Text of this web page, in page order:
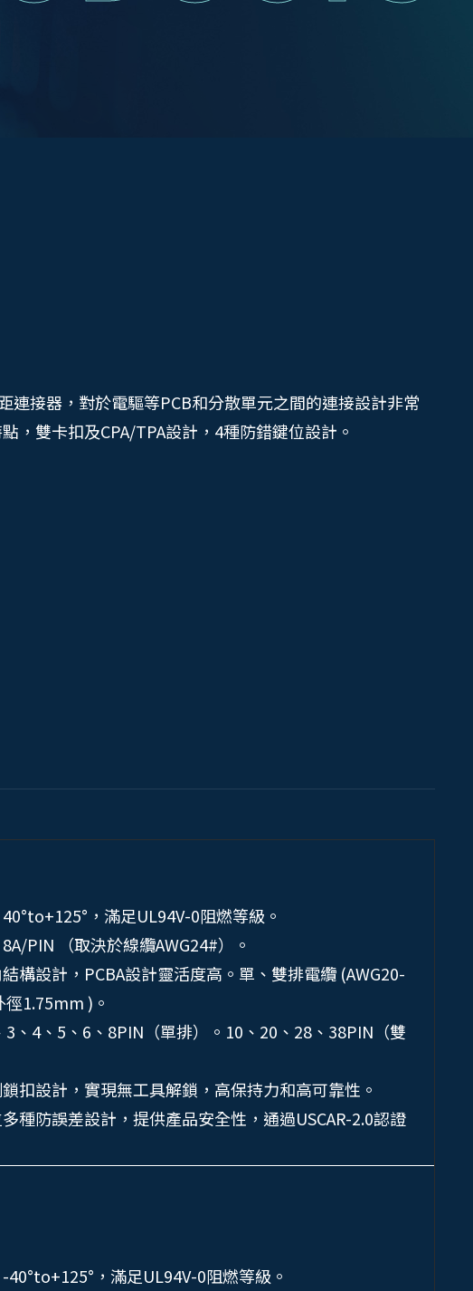
連接器，對於電驅等PCB和分散單元之間的連接設計非常
，雙卡扣及CPA/TPA設計，4種防錯鍵位設計。
，滿足UL94V-0阻燃等級。
PIN （取決於線纜AWG24#）。
構設計，PCBA設計靈活度高。單、雙排電纜 (AWG20-
徑1.75mm )。
3、4、5、6、8PIN（單排）。10、20、28、38PIN（雙
扣設計，實現無工具解鎖，高保持力和高可靠性。
種防誤差設計，提供產品安全性，通過USCAR-2.0認證
40°to+125°，滿足UL94V-0阻燃等級。